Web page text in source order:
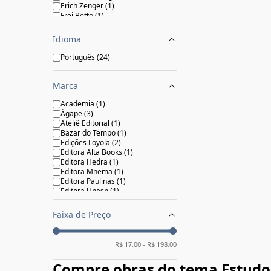
Erich Zenger(1)
Frei Betto(1)
George MacDonald(1)
Huberto Rohden
John MacArthur
Luiz Antonio Simas
Milton Schwantes
N. T. Wright(1)
S. C Lewis
Serviço de Animação Bíblica - SAB
(1)
Thomas Nelson Brasil
Victor Azevedo(1)
Idioma
Português(24)
Marca
Academia (1)
Ágape(3)
Ateliê Editorial (1)
Bazar do Tempo(1)
Edições Loyola (2)
Editora Alta Books(1)
Editora Hedra (1)
Editora Mnēma (1)
Editora Paulinas(1)
Editora Unesp(1)
Editora Vozes(1)
Martin Claret
Thomas Nelson Brasil
Faixa de Preço
R$ 17,00 - R$ 198,00